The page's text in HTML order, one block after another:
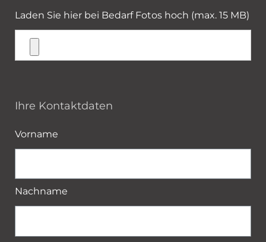
Laden Sie hier bei Bedarf Fotos hoch (max. 15 MB)
Ihre Kontaktdaten
Vorname
Nachname